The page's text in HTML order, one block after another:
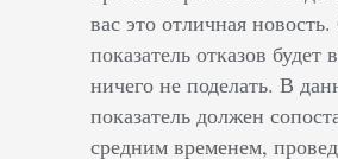
вас это отличная
показатель отказов
ничего не поделать. В
показатель должен
средним временем,